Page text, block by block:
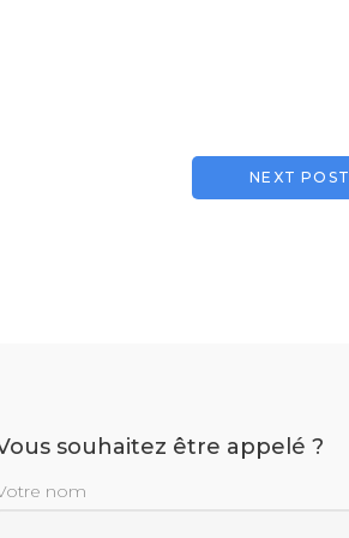
NEXT POST
souhaitez être appelé ?
nom